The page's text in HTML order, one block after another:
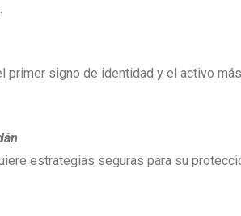
signo de identidad y el activo
estrategias seguras para su